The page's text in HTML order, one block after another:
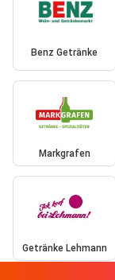
Benz Getränke
Markgrafen
Getränke Lehmann